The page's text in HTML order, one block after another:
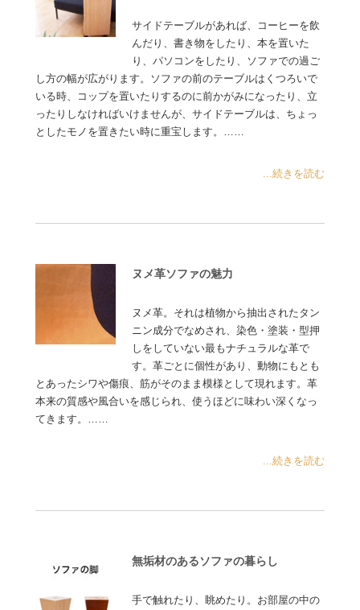
サイドテーブルがあれば、コーヒーを飲
んだり、書き物をしたり、本を置いた
り、パソコンをしたり、ソファでの過ご
し方の幅が広がります。ソファの前のテーブルはくつろいで
いる時、コップを置いたりするのに前かがみになったり、立
ったりしなければいけませんが、サイドテーブルは、ちょっ
としたモノを置きたい時に重宝します。……
...続きを読む
ヌメ革ソファの魅力
ヌメ革。それは植物から抽出されたタン
ニン成分でなめされ、染色・塗装・型押
しをしていない最もナチュラルな革で
す。革ごとに個性があり、動物にもとも
とあったシワや傷痕、筋がそのまま模様として現れます。革
本来の質感や風合いを感じられ、使うほどに味わい深くなっ
てきます。……
...続きを読む
無垢材のあるソファの暮らし
手で触れたり、眺めたり。お部屋の中の